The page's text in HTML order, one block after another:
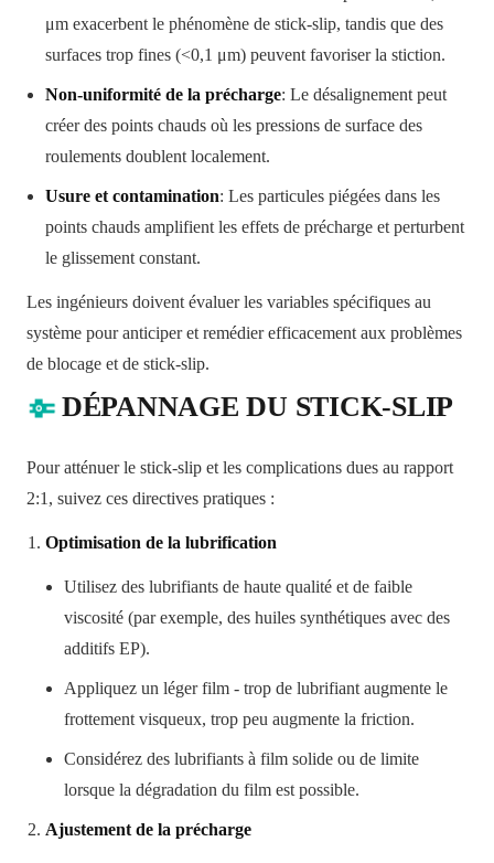
μm exacerbent le phénomène de stick-slip, tandis que des
surfaces trop fines (<0,1 μm) peuvent favoriser la stiction.
Non-uniformité de la précharge: Le désalignement peut
créer des points chauds où les pressions de surface des
roulements doublent localement.
Usure et contamination: Les particules piégées dans les
points chauds amplifient les effets de précharge et perturbent
le glissement constant.
Les ingénieurs doivent évaluer les variables spécifiques au
système pour anticiper et remédier efficacement aux problèmes
de blocage et de stick-slip.
DÉPANNAGE DU STICK-SLIP
Pour atténuer le stick-slip et les complications dues au rapport
2:1, suivez ces directives pratiques :
Optimisation de la lubrification
Utilisez des lubrifiants de haute qualité et de faible
viscosité (par exemple, des huiles synthétiques avec des
additifs EP).
Appliquez un léger film - trop de lubrifiant augmente le
frottement visqueux, trop peu augmente la friction.
Considérez des lubrifiants à film solide ou de limite
lorsque la dégradation du film est possible.
Ajustement de la précharge